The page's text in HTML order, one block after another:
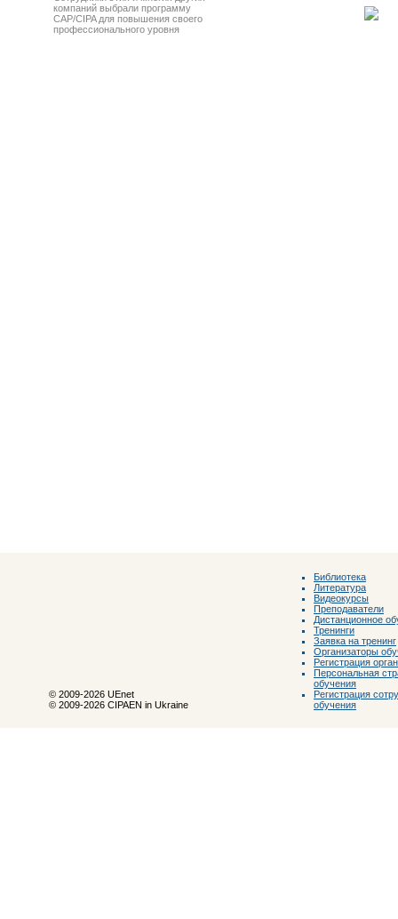
компаний выбрали программу
CAP/CIPA для повышения своего
профессионального уровня
© 2009-2026 UEnet
© 2009-2026 CIPAEN in Ukraine
Библиотека
Литература
Видеокурсы
Преподаватели
Дистанционное
Тренинги
Заявка на тренинг
Организаторы
Регистрация
Персональная
обучения
Регистрация
обучения